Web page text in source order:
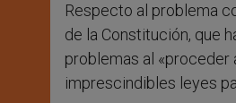
Respecto al problema
de la Constitución, que
problemas al «proceder
imprescindibles leyes